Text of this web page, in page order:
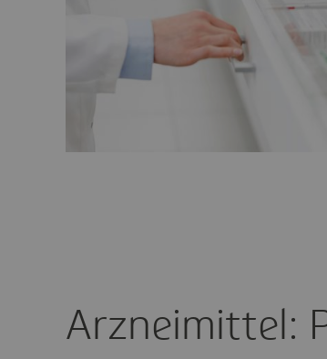
Arzneimittel: